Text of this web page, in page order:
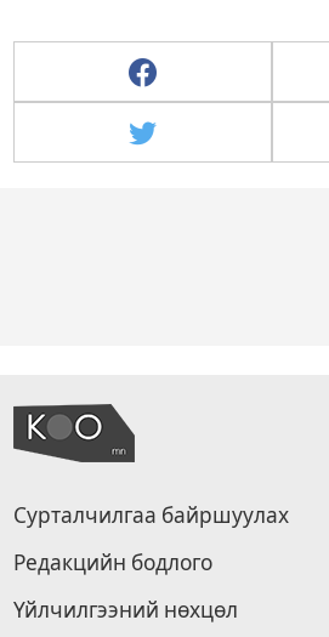
Сурталчилгаа байршуулах
Редакцийн бодлого
Үйлчилгээний нөхцөл